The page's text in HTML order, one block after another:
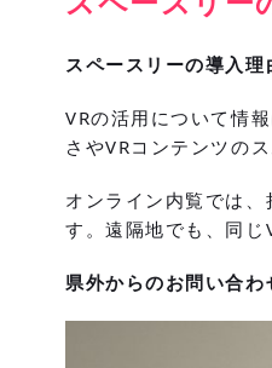
スペースリーの導入
VRの活用について情
さやVRコンテンツの
オンライン内覧では
す。遠隔地でも、同じ
県外からのお問い合